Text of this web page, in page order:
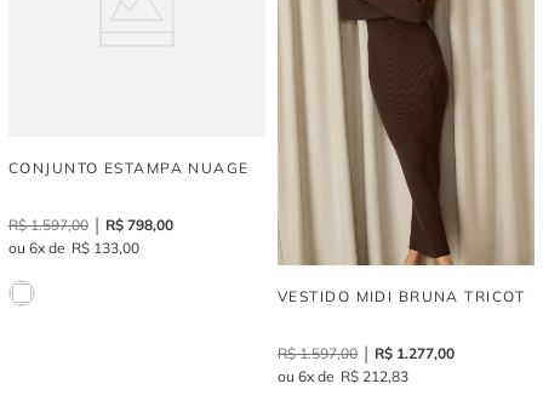
CONJUNTO ESTAMPA NUAGE
R$ 1.597,00 R$ 798,00
6
R$ 133,00
VESTIDO MIDI BRUNA TRICOT
R$ 1.597,00 R$ 1.277,00
6
R$ 212,83